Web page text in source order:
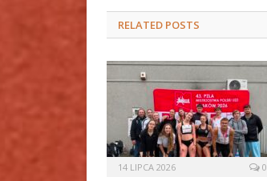
RELATED POSTS
14 LIPCA 2026 0